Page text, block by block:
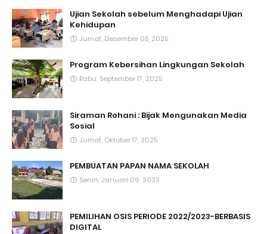
Ujian Sekolah sebelum Menghadapi Ujian
Kehidupan
Jumat, Desember 05, 2025
Program Kebersihan Lingkungan Sekolah
Rabu, September 17, 2025
Siraman Rohani : Bijak Mengunakan Media
Sosial
Jumat, Oktober 17, 2025
PEMBUATAN PAPAN NAMA SEKOLAH
Senin, Januari 09, 2023
PEMILIHAN OSIS PERIODE 2022/2023-BERBASIS
DIGITAL